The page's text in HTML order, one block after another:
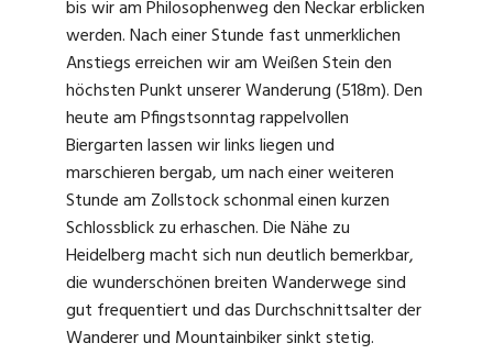
bis wir am Philosophenweg den Neckar erblicken
werden. Nach einer Stunde fast unmerklichen
Anstiegs erreichen wir am Weißen Stein den
höchsten Punkt unserer Wanderung (518m). Den
heute am Pfingstsonntag rappelvollen
Biergarten lassen wir links liegen und
marschieren bergab, um nach einer weiteren
Stunde am Zollstock schonmal einen kurzen
Schlossblick zu erhaschen. Die Nähe zu
Heidelberg macht sich nun deutlich bemerkbar,
die wunderschönen breiten Wanderwege sind
gut frequentiert und das Durchschnittsalter der
Wanderer und Mountainbiker sinkt stetig.